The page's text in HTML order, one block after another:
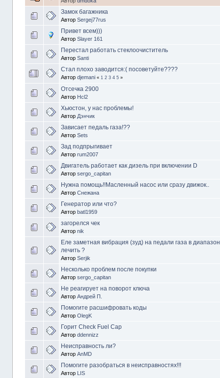
Замок багажника
Автор Sergej77rus
Привет всем)))
Автор Slayer 161
Перестал работать стеклоочиститель
Автор Santi
Стал плохо заводится:( посоветуйте????
Автор djemani « 1 2 3 4 5»
Отсечка 2900
Автор Hcl2
Хьюстон, у нас проблемы!
Автор Дэнчик
Зависает педаль газа!??
Автор Sets
Зад подпрыгивает
Автор rum2007
Двигатель работает как дизель при включении D
Автор sergo_capitan
Нужна помощь!!Масленный насос или сразу движок..
Автор Снежана
Генератор или что?
Автор batl1959
загорелся чек
Автор nik
Еле заметная вибрация (зуд) на педали газа в
лечить ?
Автор Serjik
Несколько проблем после покупки
Автор sergo_capitan
Не реагирует на поворот ключа
Автор Андрей П.
Помогите расшифровать коды
Автор OlegK
Горит Check Fuel Cap
Автор ddennizz
Неисправность ли?
Автор AnMD
Помогите разобраться в неисправностях!!!
Автор LIS